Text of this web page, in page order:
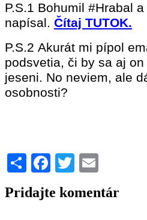
P.S.1 Bohumil #Hrabal
napísal. Čítaj TUTOK.
P.S.2 Akurát mi pípol
podsvetia, či by sa aj
jeseni. No neviem, ale
osobnosti?
ShareFacebook
Twitter
Pridajte komentár